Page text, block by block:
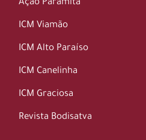
Ação Paramita
ICM Viamão
ICM Alto Paraíso
ICM Canelinha
ICM Graciosa
Revista Bodisatva